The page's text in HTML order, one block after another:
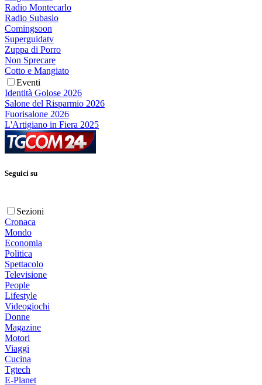
Radio Montecarlo
Radio Subasio
Comingsoon
Superguidatv
Zuppa di Porro
Non Sprecare
Cotto e Mangiato
Eventi
Identità Golose 2026
Salone del Risparmio 2026
Fuorisalone 2026
L'Artigiano in Fiera 2025
Seguici su
Sezioni
Cronaca
Mondo
Economia
Politica
Spettacolo
Televisione
People
Lifestyle
Videogiochi
Donne
Magazine
Motori
Viaggi
Cucina
Tgtech
E-Planet